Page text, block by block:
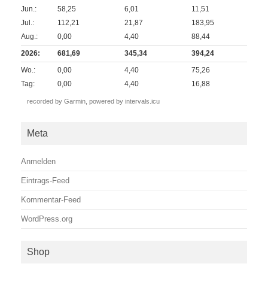
Jun.:
58,25 6,01
11,51
Jul.:
112,21 21,87
183,95
Aug.:
0,00 4,40
88,44
2026:
681,69 345,34
394,24
Wo.:
0,00 4,40
75,26
Tag:
0,00 4,40 16,88
recorded by Garmin, powered by intervals.icu
Meta
Anmelden
Eintrags-Feed
Kommentar-Feed
WordPress.org
Shop